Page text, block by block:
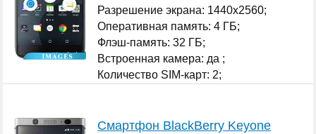
Разрешение экрана: 1440x2560;
Оперативная память: 4 ГБ;
Флэш-память: 32 ГБ;
Встроенная камера: да ;
Количество SIM-карт: 2;
Смартфон BlackBerry Keyone